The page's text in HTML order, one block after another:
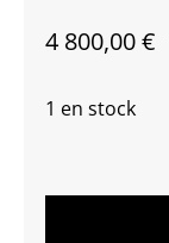
4 800,00€
1 en stock